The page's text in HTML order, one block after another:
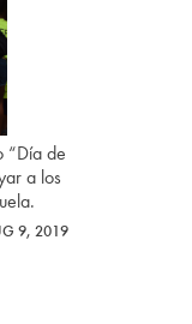
“Día de
a los
9, 2019